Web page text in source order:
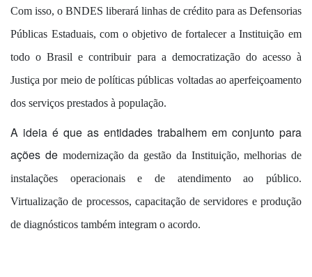
Com isso, o BNDES liberará linhas de crédito para as Defensorias
Públicas Estaduais, com o objetivo de fortalecer a Instituição em
todo o Brasil e contribuir para a democratização do acesso à
Justiça por meio de políticas públicas voltadas ao aperfeiçoamento
dos serviços prestados à população.
A ideia é que as entidades trabalhem em conjunto para
ações de modernizaçãoda gestão da Instituição, melhorias de
instalações operacionais e de atendimento ao público.
Virtualização de processos, capacitação de servidores e produção
de diagnósticos também integram o acordo.